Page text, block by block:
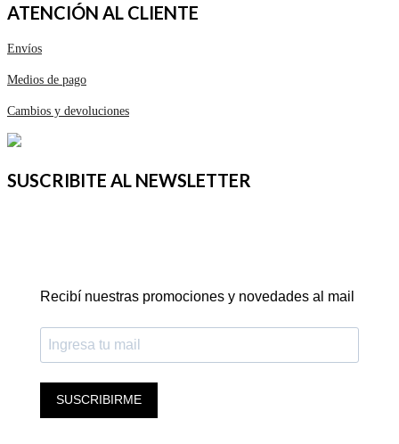
ATENCIÓN AL CLIENTE
Envíos
Medios de pago
Cambios y devoluciones
SUSCRIBITE AL NEWSLETTER
Recibí nuestras promociones y novedades al mail
SUSCRIBIRME